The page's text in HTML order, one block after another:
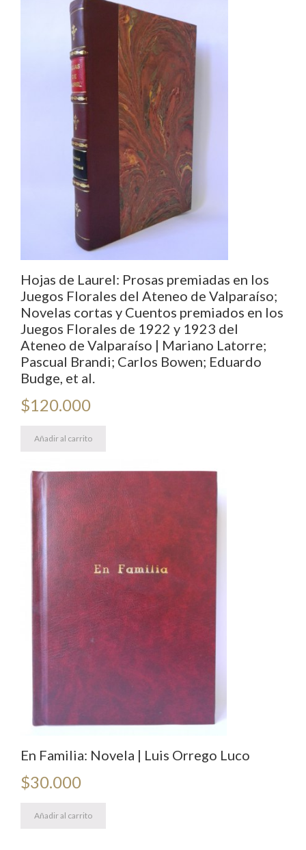
Hojas de Laurel: Prosas premiadas en los
Juegos Florales del Ateneo de Valparaíso;
Novelas cortas y Cuentos premiados en los
Juegos Florales de 1922 y 1923 del
Ateneo de Valparaíso | Mariano Latorre;
Pascual Brandi; Carlos Bowen; Eduardo
Budge, et al.
$120.000
Añadir al carrito
En Familia: Novela | Luis Orrego Luco
$30.000
Añadir al carrito